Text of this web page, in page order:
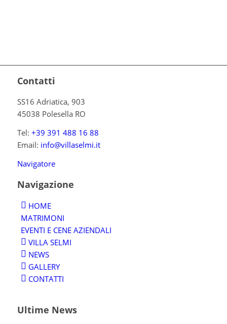
Contatti
SS16 Adriatica, 903
45038 Polesella RO
Tel: +39 391 488 16 88
Email: info@villaselmi.it
Navigatore
Navigazione
HOME
MATRIMONI
EVENTI E CENE AZIENDALI
VILLA SELMI
NEWS
GALLERY
CONTATTI
Ultime News